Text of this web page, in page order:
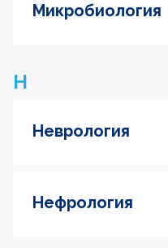
Микробиология
Н
Неврология
Нефрология